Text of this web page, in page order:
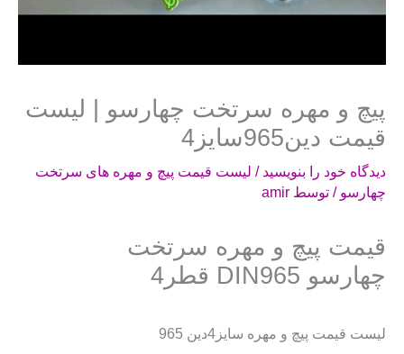
پیچ و مهره سرتخت چهارسو | لیست
قیمت دین965سایز4
دیدگاه‌ خود را بنویسید / لیست قیمت پیچ و مهره های سرتخت
چهارسو / توسط amir
قیمت پیچ و مهره سرتخت
چهارسو DIN965 قطر4
لیست قیمت پیچ و مهره سایز4دین 965